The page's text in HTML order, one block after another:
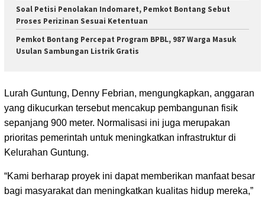
Soal Petisi Penolakan Indomaret, Pemkot Bontang Sebut
Proses Perizinan Sesuai Ketentuan
Pemkot Bontang Percepat Program BPBL, 987 Warga Masuk
Usulan Sambungan Listrik Gratis
Lurah Guntung, Denny Febrian, mengungkapkan, anggaran
yang dikucurkan tersebut mencakup pembangunan fisik
sepanjang 900 meter. Normalisasi ini juga merupakan
prioritas pemerintah untuk meningkatkan infrastruktur di
Kelurahan Guntung.
“Kami berharap proyek ini dapat memberikan manfaat besar
bagi masyarakat dan meningkatkan kualitas hidup mereka,”